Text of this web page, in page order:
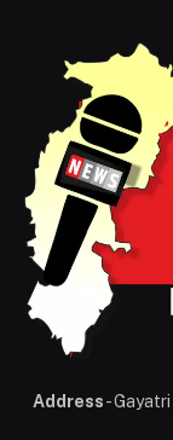
Address-